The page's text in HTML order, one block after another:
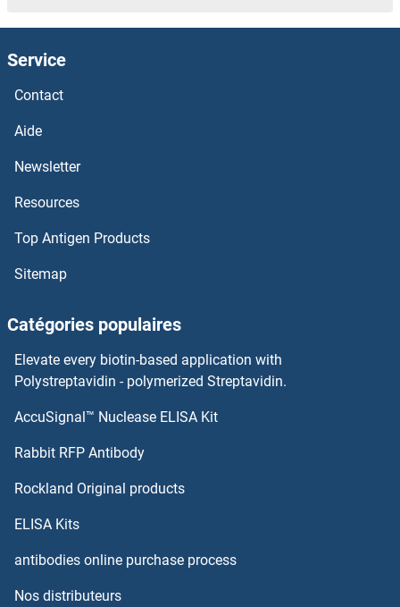
FKBP5 Kits ELISA
FKBP4 Kits ELISA
FKBP1B Kits ELISA
FK506 Binding Protein 1A, 12kDa Kits ELISA
FJX1 Kits ELISA
Fission 1 Kits ELISA
Filensin Kits ELISA
Filamin A Kits ELISA
Flotillin 1 Kits ELISA
FLRT1 Kits ELISA
FLRT2 Kits ELISA
Service
Contact
Aide
Newsletter
Resources
Top Antigen Products
Sitemap
Catégories populaires
Elevate every biotin-based application with
Polystreptavidin - polymerized Streptavidin.
AccuSignal™ Nuclease ELISA Kit
Rabbit RFP Antibody
Rockland Original products
ELISA Kits
antibodies online purchase process
Nos distributeurs